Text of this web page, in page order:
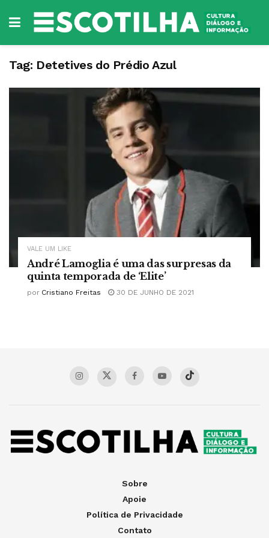
Tag: Detetives do Prédio Azul
VALE UM LIKE
André Lamoglia é uma das surpresas da
quinta temporada de ‘Elite’
por Cristiano Freitas 30 DE JUNHO DE 2021
Sobre
Apoie
Política de Privacidade
Contato